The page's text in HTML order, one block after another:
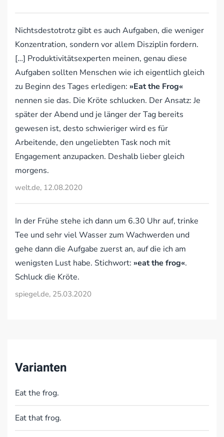
Nichtsdestotrotz gibt es auch Aufgaben, die weniger
Konzentration, sondern vor allem Disziplin fordern.
[…] Produktivitätsexperten meinen, genau diese
Aufgaben sollten Menschen wie ich eigentlich gleich
zu Beginn des Tages erledigen: »Eat the Frog«
nennen sie das. Die Kröte schlucken. Der Ansatz: Je
später der Abend und je länger der Tag bereits
gewesen ist, desto schwieriger wird es für
Arbeitende, den ungeliebten Task noch mit
Engagement anzupacken. Deshalb lieber gleich
morgens.
welt.de, 12.08.2020
In der Frühe stehe ich dann um 6.30 Uhr auf, trinke
Tee und sehr viel Wasser zum Wachwerden und
gehe dann die Aufgabe zuerst an, auf die ich am
wenigsten Lust habe. Stichwort: »eat the frog«.
Schluck die Kröte.
spiegel.de, 25.03.2020
Varianten
Eat the frog.
Eat that frog.